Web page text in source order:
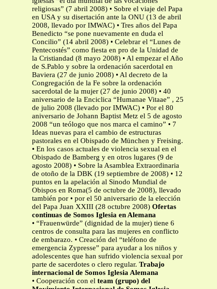
religiosas” (7 abril 2008) • Sobre el viaje del Papa
en USA y su disertación ante la ONU (13 de abril
2008, llevado por IMWAC) • Tres años del Papa
Benedicto “se pone nuevamente en duda el
Concilio” (14 abril 2008) • Celebrar el “Lunes de
Pentecostés” como fiesta en pro de la Unidad de
la Cristiandad (8 mayo 2008) • Al empezar el Año
de S.Pablo y sobre la ordenación sacerdotal en
Baviera (27 de junio 2008) • Al decreto de la
Congregación de la Fe sobre la ordenación
sacerdotal de la mujer (27 de junio 2008) • 40
aniversario de la Enciclica “Humanae Vitaae” , 25
de julio 2008 (llevado por IMWAC) • Por el 80
aniversario de Johann Baptist Metz el 5 de agosto
2008 “un teólogo que nos marca el camino” • 7
Ideas nuevas para el cambio de estructuras
pastorales en el Obispado de München y Freising.
• En los casos actuales de violencia sexual en el
Obispado de Bamberg y en otros lugares (9 de
agosto 2008) • Sobre la Asamblea Extraordinaria
de otoño de la DBK (19 septiembre de 2008) • 12
puntos en la apelación al Sinodo Mundial de
Obispos en Roma(5 de octubre de 2008), llevado
también por • por el 50 aniversario de la elección
del Papa Juan XXIII (28 octubre 2008) Ofertas
continuas de Somos Iglesia en Alemana
• “Frauenwürde” (dignidad de la mujer) tiene 6
centros de consulta para las mujeres en conflicto
de embarazo. • Creación del “teléfono de
emergencia Zypresse” para ayudar a los niños y
adolescentes que han sufrido violencia sexual por
parte de sacerdotes o clero regular. Trabajo
internacional de Somos Iglesia Alemana
• Cooperación con el team (grupo) del